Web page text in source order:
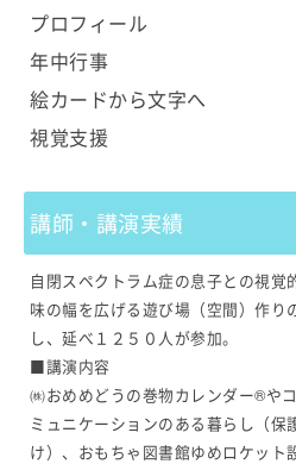
プロフィール
年中行事
絵カードから文字へ
視覚支援
講師・講演実績
自閉スペクトラム症の息子との視覚
味の幅を広げる遊び場（空間）作り
し、延べ１２５０人が参加。
■講演内容
㈱おめめどうの巻物カレンダー®や
ミュニケーションのある暮らし（保
け）、おもちゃ図書館ゆめロケット